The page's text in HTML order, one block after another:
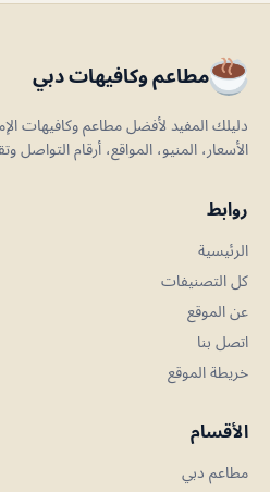
مطاعم وكافيهات دبي
دليلك المفيد لأفضل مطاعم وكافيهات
الأسعار، المنيو، المواقع، أرقام التواصل
روابط
الرئيسية
كل التصنيفات
عن الموقع
اتصل بنا
خريطة الموقع
الأقسام
مطاعم دبي